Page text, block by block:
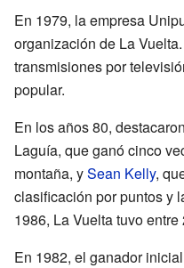
En 1979, la empresa
organización de La
transmisiones por
popular.
En los años 80,
Laguía, que ganó cinco
montaña, ySean Kelly,
clasificación por puntos y
1986, La Vuelta tuvo entre
En 1982, el ganador